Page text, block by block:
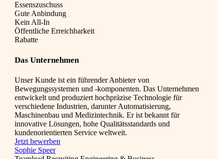
Essenszuschuss
Gute Anbindung
Kein All-In
Öffentliche Erreichbarkeit
Rabatte
Das Unternehmen
Unser Kunde ist ein führender Anbieter von
Bewegungssystemen und -komponenten. Das Unternehmen
entwickelt und produziert hochpräzise Technologie für
verschiedene Industrien, darunter Automatisierung,
Maschinenbau und Medizintechnik. Er ist bekannt für
innovative Lösungen, hohe Qualitätsstandards und
kundenorientierten Service weltweit.
Jetzt bewerben
Sophie Speer